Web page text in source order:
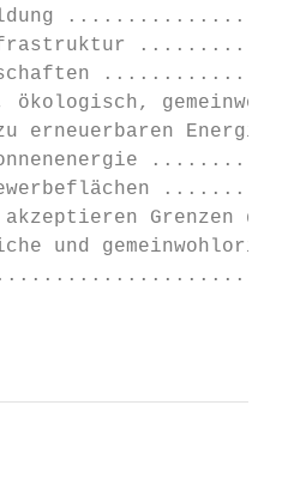
erneuerbaren
Grenzen
und